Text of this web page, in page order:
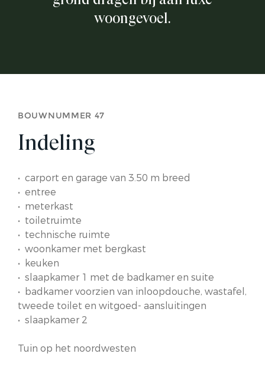
woongevoel.
BOUWNUMMER 47
Indeling
• carport en garage van 3.50 m breed
• entree
• meterkast
• toiletruimte
• technische ruimte
• woonkamer met bergkast
• keuken
• slaapkamer 1 met de badkamer en suite
• badkamer voorzien van inloopdouche, wastafel,
tweede toilet en witgoed- aansluitingen
• slaapkamer 2
Tuin op het noordwesten